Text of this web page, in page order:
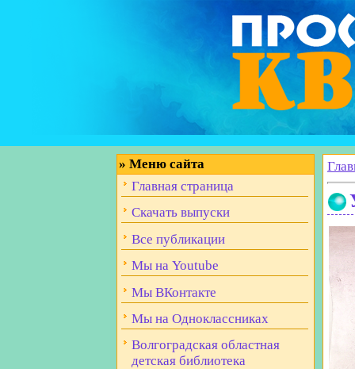
» Меню сайта
Главная страница
Скачать выпуски
Все публикации
Мы на Youtube
Мы ВКонтакте
Мы на Одноклассниках
Волгоградская областная
детская библиотека